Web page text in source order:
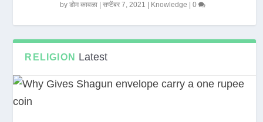
byडोम कावळा |सप्टेंबर 7, 2021 Knowledge |0
RELIGION Latest